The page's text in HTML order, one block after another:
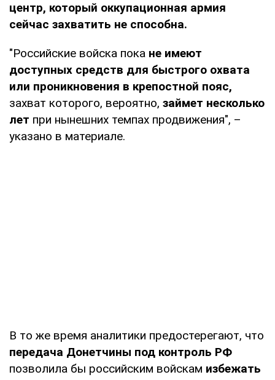
центр, который оккупационная армия
сейчас захватить не способна.
"Российские войска пока не имеют
доступных средств для быстрого охвата
или проникновения в крепостной пояс,
захват которого, вероятно, займет несколько
лет при нынешних темпах продвижения", –
указано в материале.
В то же время аналитики предостерегают, что
передача Донетчины под контроль РФ
позволила бы российским войскам избежать